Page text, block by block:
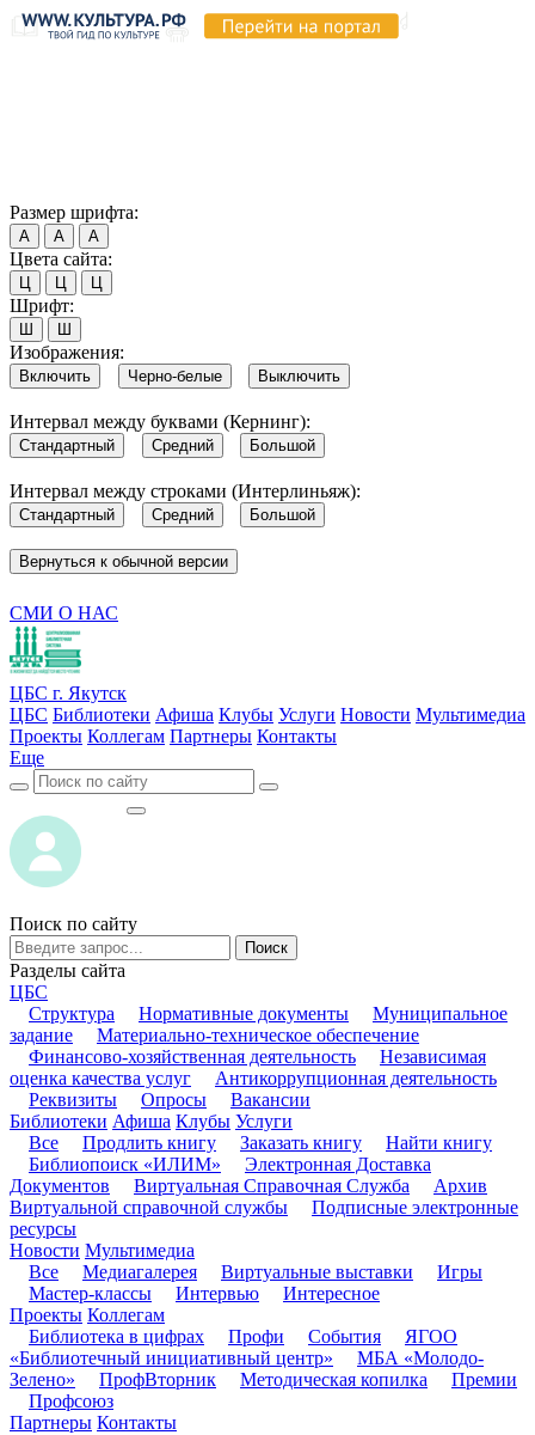
Размер шрифта:
А А А
Цвета сайта:
Ц Ц Ц
Шрифт:
Ш Ш
Изображения:
Включить Черно-белые Выключить
Интервал между буквами (Кернинг):
Стандартный Средний Большой
Интервал между строками (Интерлиньяж):
Стандартный Средний Большой
Вернуться к обычной версии
СМИ О НАС
ЦБС г. Якутск
ЦБС Библиотеки Афиша Клубы Услуги Новости Мультимедиа
Проекты Коллегам Партнеры Контакты
Еще
Поиск по сайту
Поиск
Разделы сайта
ЦБС
Структура
Нормативные документы
Муниципальное
задание
Материально-техническое обеспечение
Финансово-хозяйственная деятельность
Независимая
оценка качества услуг
Антикоррупционная деятельность
Реквизиты
Опросы
Вакансии
Библиотеки Афиша Клубы Услуги
Все
Продлить книгу Заказать книгу
Найти книгу
Библиопоиск «ИЛИМ»
Электронная Доставка
Документов
Виртуальная Справочная Служба
Архив
Виртуальной справочной службы
Подписные электронные
ресурсы
Новости Мультимедиа
Все
Медиагалерея Виртуальные выставки
Игры
Мастер-классы
Интервью
Интересное
Проекты Коллегам
Библиотека в цифрах
Профи События
ЯГОО
«Библиотечный инициативный центр»
МБА «Молодо-
Зелено»
ПрофВторник Методическая копилка
Премии
Профсоюз
Партнеры Контакты